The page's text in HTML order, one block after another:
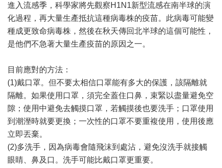
進入流感季，科學家將先觀察H1N1新型流感在南半球的演
化過程，再大量生產抵抗這種病毒株的疫苗。此病毒可能變
種成更致命病毒株，然後在秋天傳回北半球的這個可能性，
是他們不急著大量生產疫苗的原因之一。
目前應對的方法：
(1)戴口罩。但不要太相信口罩能有多大的保護，該隔離就
隔離。如果使用口罩，須完全蓋住口鼻，束緊以盡量避免空
隙；使用中避免去觸摸口罩，若觸摸後也要洗手；口罩使用
到潮溼時就要更換；一次性的口罩不要重複使用，使用後應
立即丟棄。
(2)多洗手，因為病毒會隨飛沫到處沾，避免沒洗手就接觸
眼睛、鼻及口。洗手可能比戴口罩更重要。